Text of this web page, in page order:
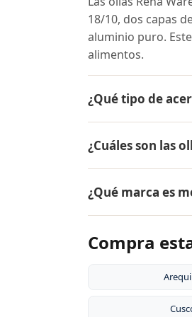
18/10, dos capas
aluminio puro.
alimentos.
¿Qué tipo de
tipo de acero es
y es
¿Cuáles son las
liberan sustancias
grasa,
¿Qué marca es
desde 1941, su
patentado, y su
la durabilidad
Compra